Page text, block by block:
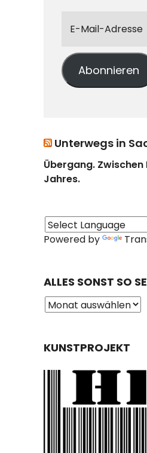
Abonnieren
Unterwegs in
Übergang. Zwischen
Jahres.
Powered by
ALLES SONST SO
KUNSTPROJEKT